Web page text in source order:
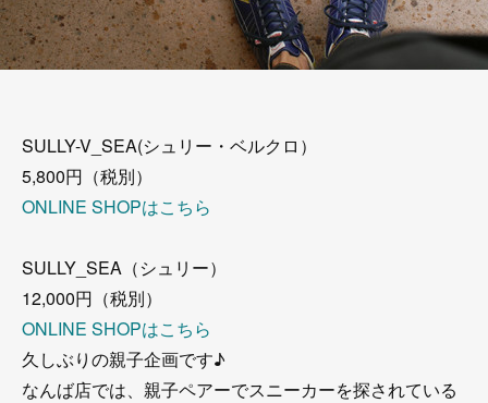
SULLY-V_SEA(シュリー・ベルクロ）
5,800円（税別）
ONLINE SHOPはこちら
SULLY_SEA（シュリー）
12,000円（税別）
ONLINE SHOPはこちら
久しぶりの親子企画です♪
なんば店では、親子ペアーでスニーカーを探されている